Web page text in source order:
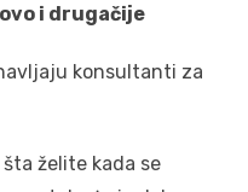
i drugačije
konsultanti za
želite kada se